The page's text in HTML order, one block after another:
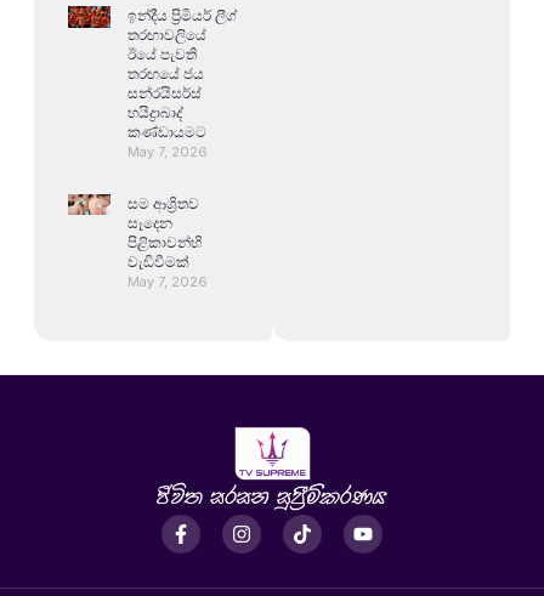
ඉන්දීය ප්‍රිමියර් ලීග්
තරඟාවලියේ
ඊයේ පැවති
තරඟයේ ජය
සන්රයිසර්ස්
හයිද්‍රාබාද්
කණ්ඩායමට
May 7, 2026
සම ආශ්‍රිතව
සෑදෙන
පිළිකාවන්හි
වැඩිවීමක්
May 7, 2026